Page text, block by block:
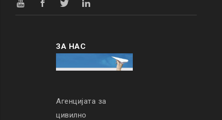
ЗА НАС
Агенцијата за
цивилно